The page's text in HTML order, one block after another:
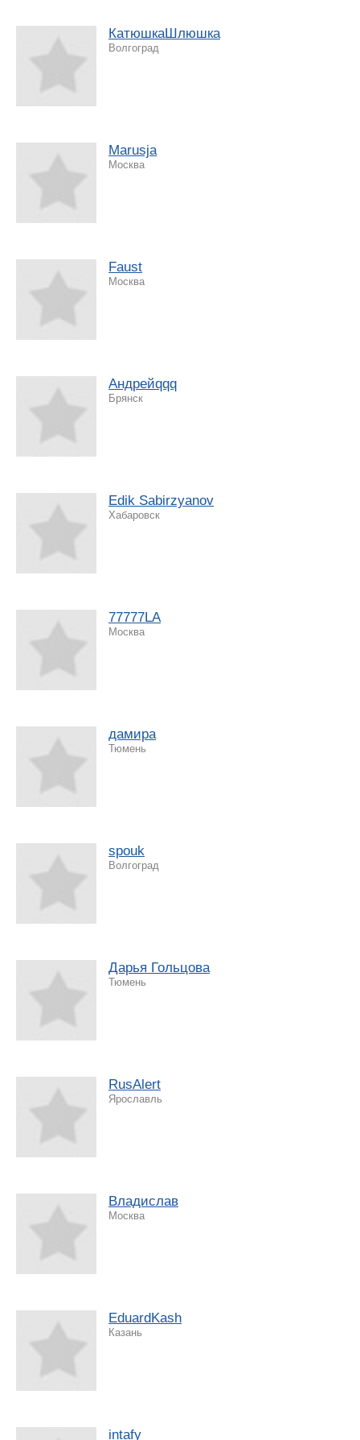
КатюшкаШлюшка
Волгоград
Marusja
Москва
Faust
Москва
Андрейqqq
Брянск
Edik Sabirzyanov
Хабаровск
77777LA
Москва
дамира
Тюмень
spouk
Волгоград
Дарья Гольцова
Тюмень
RusAlert
Ярославль
Владислав
Москва
EduardKash
Казань
intafy